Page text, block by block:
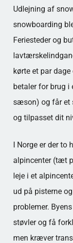
Udlejning af
snowboarding
Feriesteder og
kørte et par
betaler for brug i
sæson) og får et
og tilpasset dit
I Norge er der to
alpincenter (tæt
leje i et
ud på pisterne
problemer.
støvler og få
men kræver